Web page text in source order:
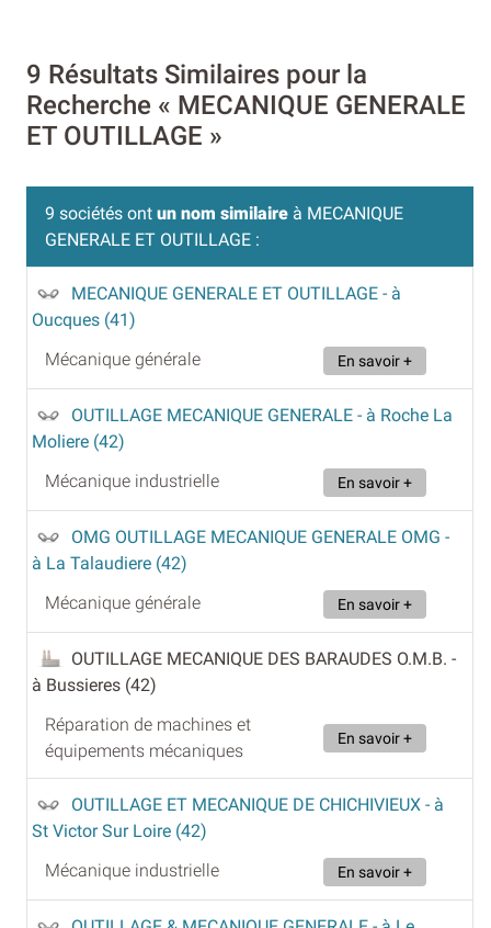
9 Résultats Similaires pour la
Recherche « MECANIQUE GENERALE
ET OUTILLAGE »
9 sociétés ont un nom similaire à MECANIQUE
GENERALE ET OUTILLAGE :
MECANIQUE GENERALE ET OUTILLAGE - à
Oucques (41)
Mécanique générale
En savoir +
OUTILLAGE MECANIQUE GENERALE - à Roche La
Moliere (42)
Mécanique industrielle
En savoir +
OMG OUTILLAGE MECANIQUE GENERALE OMG -
à La Talaudiere (42)
Mécanique générale
En savoir +
OUTILLAGE MECANIQUE DES BARAUDES O.M.B. -
à Bussieres (42)
Réparation de machines et
équipements mécaniques
En savoir +
OUTILLAGE ET MECANIQUE DE CHICHIVIEUX - à
St Victor Sur Loire (42)
Mécanique industrielle
En savoir +